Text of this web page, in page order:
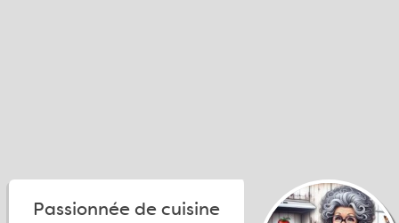
Passionnée de cuisine